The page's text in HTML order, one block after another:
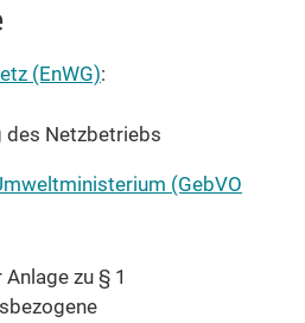
(EnWG):
des Netzbetriebs
(GebVO
zu § 1